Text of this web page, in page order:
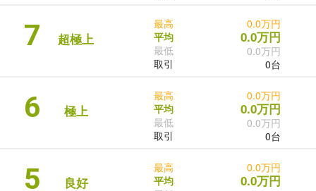
7 超極上
最高
平均
最低
取引
0.0万円
0.0万円
0.0万円
0台
6 極上
最高
平均
最低
取引
0.0万円
0.0万円
0.0万円
0台
5 良好
最高
平均
0.0万円
0.0万円